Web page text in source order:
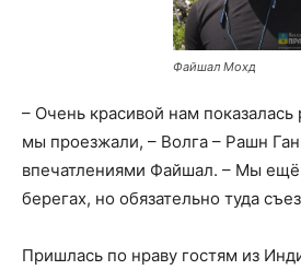
Файшал Мохд
– Очень красивой нам
мы проезжали, – Волга – Рашн
впечатлениями Файшал. – Мы
берегах, но обязательно туда
Пришлась по нраву гостям из